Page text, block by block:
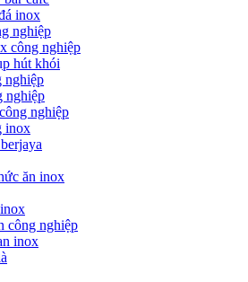
inox
nghiệp
công nghiệp
hút khói
nghiệp
nghiệp
nghiệp
inox
ăn inox
công nghiệp
inox